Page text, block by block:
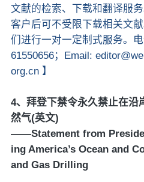
文献的检索、下载和翻译服
客户后可不受限下载相关文
们进行一对一定制式服务。
61550656；Email:
org.cn 】
4、拜登下禁令永久禁止在沿
然气(英文)
——Statement from
ing America’s Ocean and
and Gas Drilling